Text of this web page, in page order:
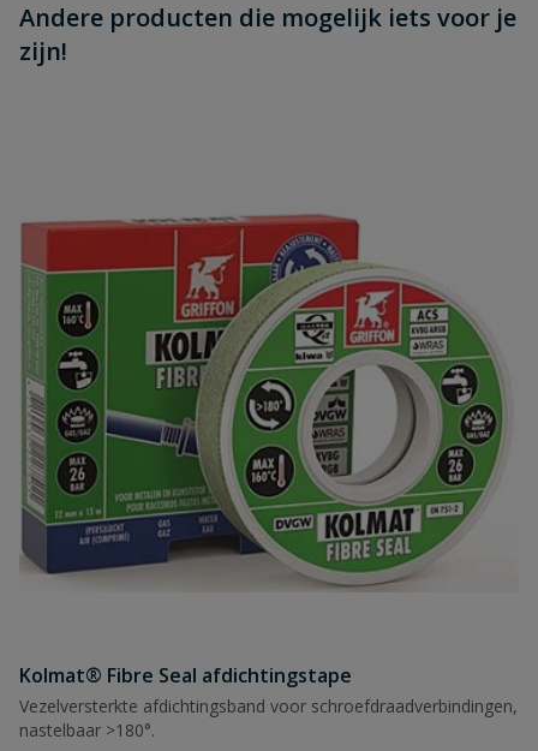
Andere producten die mogelijk iets voor je
zijn!
Kolmat® Fibre Seal afdichtingstape
Vezelversterkte afdichtingsband voor schroefdraadverbindingen,
nastelbaar >180°.